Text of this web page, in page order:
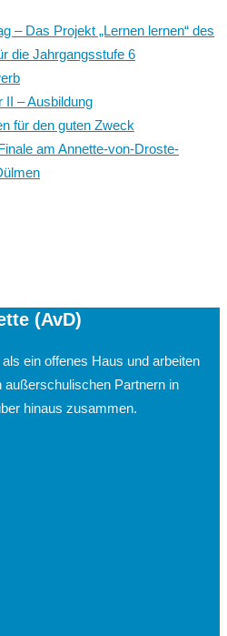
– Das Projekt „Lernen lernen“ des
die Jahrgangsstufe 6
II – Ausbildung
für den guten Zweck
am Annette-von-Droste-
(AvD)
ein offenes Haus und arbeiten
Partnern in
hinaus zusammen.